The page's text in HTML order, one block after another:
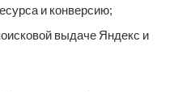
и конверсию;
выдаче Яндекс и